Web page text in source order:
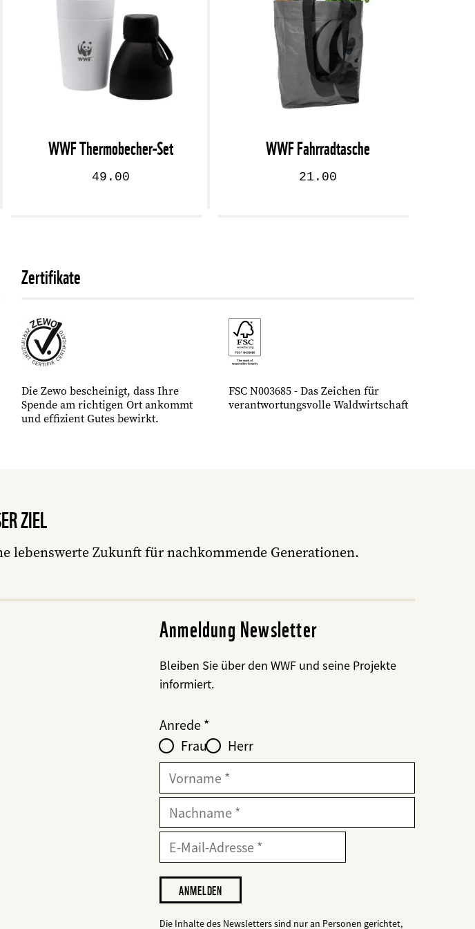
WWF Thermobecher-Set
49.00
WWF Fahrradtasche
21.00
Zertifikate
Die Zewo bescheinigt, dass Ihre
Spende am richtigen Ort ankommt
und effizient Gutes bewirkt.
FSC N003685 - Das Zeichen für
verantwortungsvolle Waldwirtschaft
ZIEL
lebenswerte Zukunft für nachkommende Generationen.
Anmeldung Newsletter
Bleiben Sie über den WWF und seine Projekte
informiert.
Infofelder
löschen
-
für
web2lead
Anrede
Frau
Herr
Vorname
Nachname
E-
Mailadresse
E-
Mail
Adresse
Ich
möchte,
der
Die Inhalte des Newsletters sind nur an Personen gerichtet,